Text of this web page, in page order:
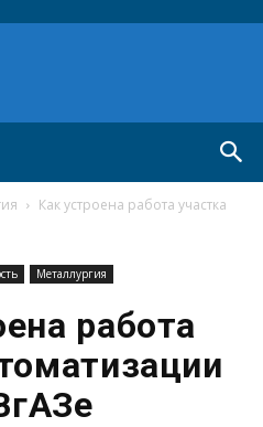
Как устроена работа участка
Металлургия
работа